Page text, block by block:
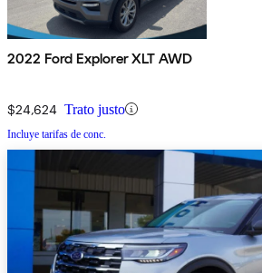
2022 Ford Explorer XLT AWD
$24,624 Trato justo
Incluye tarifas de conc.